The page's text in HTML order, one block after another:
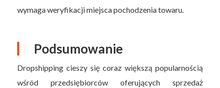
wymaga weryfikacji miejsca pochodzenia towaru.
Podsumowanie
Dropshipping cieszy się coraz większą popularnością
wśród przedsiębiorców oferujących sprzedaż